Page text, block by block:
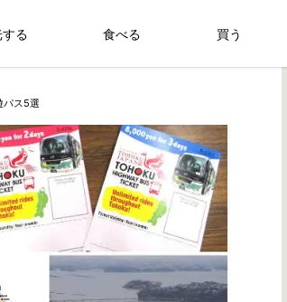
る 食べる 買う
パス5選